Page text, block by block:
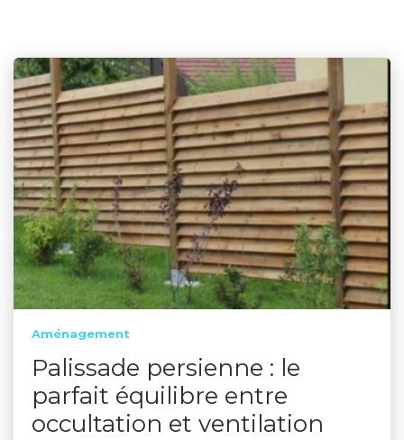
Aménagement
Palissade persienne : le
parfait équilibre entre
occultation et ventilation